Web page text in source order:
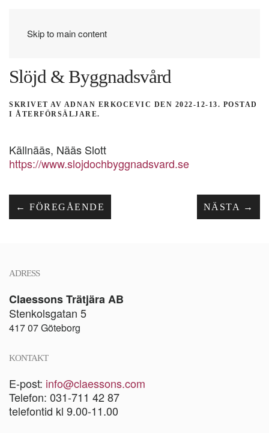
Skip to main content
Slöjd & Byggnadsvård
SKRIVET AV ADNAN ERKOCEVIC DEN 2022-12-13. POSTAD
I ÅTERFÖRSÄLJARE.
Källnääs, Nääs Slott
https://www.slojdochbyggnadsvard.se
← FÖREGÅENDE NÄSTA →
ADRESS
Claessons Trätjära AB
Stenkolsgatan 5
417 07 Göteborg
KONTAKT
E-post: info@claessons.com
Telefon: 031-711 42 87
telefontid kl 9.00-11.00